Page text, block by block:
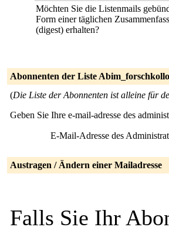
Möchten Sie die Listenmails
Form einer täglichen
(digest) erhalten?
Abonnenten der Liste
(Die Liste der Abonnenten ist alleine für
Geben Sie Ihre e-mail-adresse des
E-Mail-Adresse des
Austragen / Ändern einer Mailadresse
Falls Sie Ihr